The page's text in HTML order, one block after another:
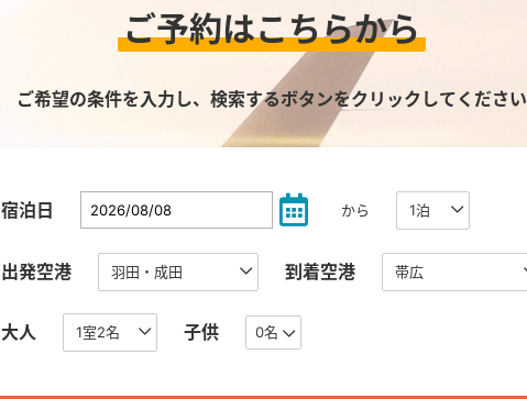
ご予約はこちらから
ご希望の条件を入力し、検索するボタンをクリックしてください
宿泊日 から
出発空港 到着空港
大人 子供 0名